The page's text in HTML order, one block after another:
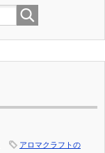
アロマクラフトの